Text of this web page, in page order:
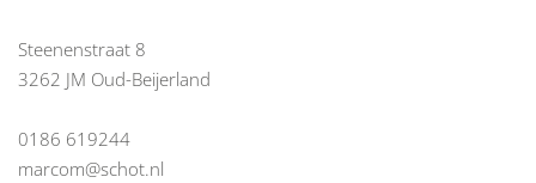
Steenenstraat 8
3262 JM Oud-Beijerland
0186 619244
marcom@schot.nl